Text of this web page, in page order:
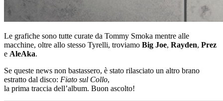
Le grafiche sono tutte curate da Tommy Smoka mentre alle
macchine, oltre allo stesso Tyrelli, troviamo Big Joe, Rayden, Prez
e AleAka.
Se queste news non bastassero, è stato rilasciato un altro brano
estratto dal disco: Fiato sul Collo,
la prima traccia dell’album. Buon ascolto!